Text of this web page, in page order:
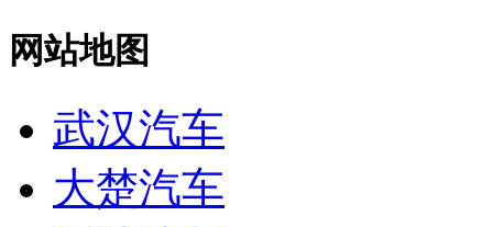
网站地图
武汉汽车
大楚汽车